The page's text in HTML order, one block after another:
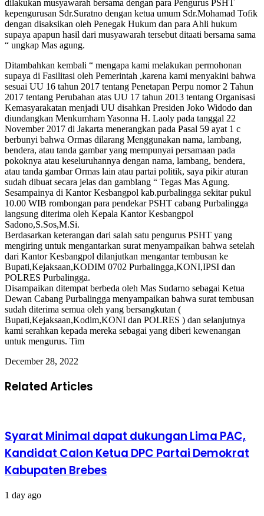
dilakukan musyawarah bersama dengan para Pengurus PSHT
kepengurusan Sdr.Suratno dengan ketua umum Sdr.Mohamad Tofik
dengan disaksikan oleh Penegak Hukum dan para Ahli hukum
supaya apapun hasil dari musyawarah tersebut ditaati bersama sama
“ ungkap Mas agung.
Ditambahkan kembali “ mengapa kami melakukan permohonan
supaya di Fasilitasi oleh Pemerintah ,karena kami menyakini bahwa
sesuai UU 16 tahun 2017 tentang Penetapan Perpu nomor 2 Tahun
2017 tentang Perubahan atas UU 17 tahun 2013 tentang Organisasi
Kemasyarakatan menjadi UU disahkan Presiden Joko Widodo dan
diundangkan Menkumham Yasonna H. Laoly pada tanggal 22
November 2017 di Jakarta menerangkan pada Pasal 59 ayat 1 c
berbunyi bahwa Ormas dilarang Menggunakan nama, lambang,
bendera, atau tanda gambar yang mempunyai persamaan pada
pokoknya atau keseluruhannya dengan nama, lambang, bendera,
atau tanda gambar Ormas lain atau partai politik, saya pikir aturan
sudah dibuat secara jelas dan gamblang “ Tegas Mas Agung.
Sesampainya di Kantor Kesbangpol kab.purbalingga sekitar pukul
10.00 WIB rombongan para pendekar PSHT cabang Purbalingga
langsung diterima oleh Kepala Kantor Kesbangpol
Sadono,S.Sos,M.Si.
Berdasarkan keterangan dari salah satu pengurus PSHT yang
mengiring untuk mengantarkan surat menyampaikan bahwa setelah
dari Kantor Kesbangpol dilanjutkan mengantar tembusan ke
Bupati,Kejaksaan,KODIM 0702 Purbalingga,KONI,IPSI dan
POLRES Purbalingga.
Disampaikan ditempat berbeda oleh Mas Sudarno sebagai Ketua
Dewan Cabang Purbalingga menyampaikan bahwa surat tembusan
sudah diterima semua oleh yang bersangkutan (
Bupati,Kejaksaan,Kodim,KONI dan POLRES ) dan selanjutnya
kami serahkan kepada mereka sebagai yang diberi kewenangan
untuk mengurus. Tim
December 28, 2022
Related Articles
Syarat Minimal dapat dukungan Lima PAC,
Kandidat Calon Ketua DPC Partai Demokrat
Kabupaten Brebes
1 day ago